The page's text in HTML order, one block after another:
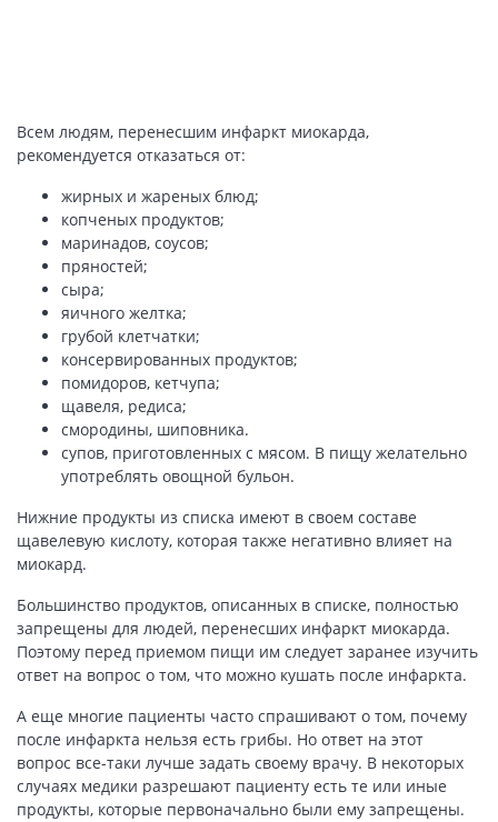
Всем людям, перенесшим инфаркт миокарда,
рекомендуется отказаться от:
жирных и жареных блюд;
копченых продуктов;
маринадов, соусов;
пряностей;
сыра;
яичного желтка;
грубой клетчатки;
консервированных продуктов;
помидоров, кетчупа;
щавеля, редиса;
смородины, шиповника.
супов, приготовленных с мясом. В пищу желательно
употреблять овощной бульон.
Нижние продукты из списка имеют в своем составе
щавелевую кислоту, которая также негативно влияет на
миокард.
Большинство продуктов, описанных в списке, полностью
запрещены для людей, перенесших инфаркт миокарда.
Поэтому перед приемом пищи им следует заранее изучить
ответ на вопрос о том, что можно кушать после инфаркта.
А еще многие пациенты часто спрашивают о том, почему
после инфаркта нельзя есть грибы. Но ответ на этот
вопрос все-таки лучше задать своему врачу. В некоторых
случаях медики разрешают пациенту есть те или иные
продукты, которые первоначально были ему запрещены.